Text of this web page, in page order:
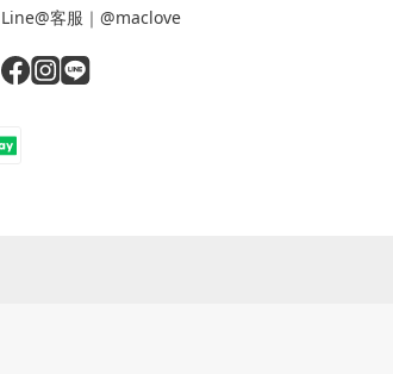
Line@客服｜@maclove